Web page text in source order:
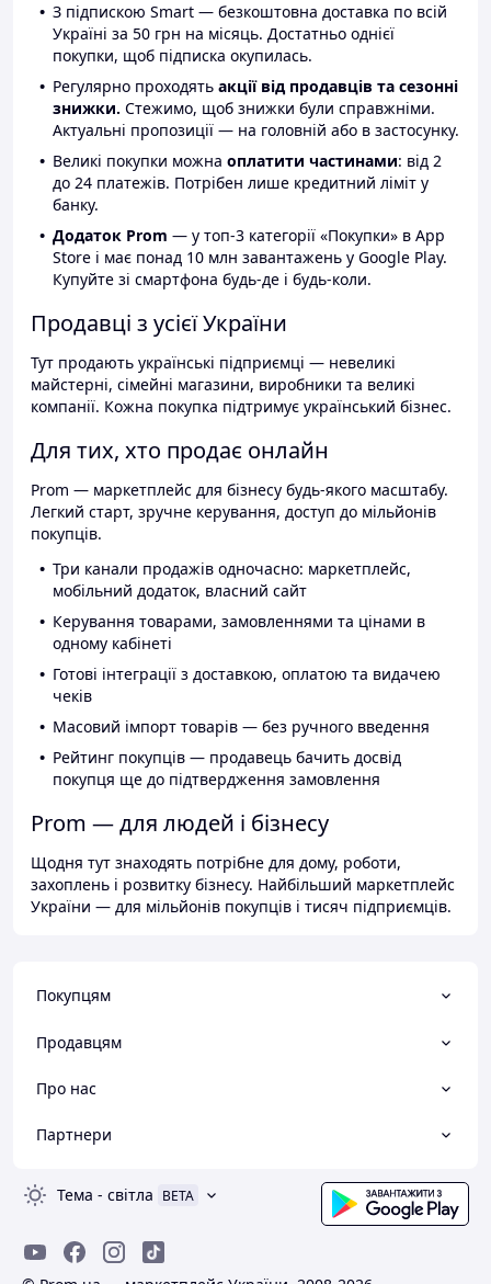
З підпискою Smart — безкоштовна доставка по всій
Україні за 50 грн на місяць. Достатньо однієї
покупки, щоб підписка окупилась.
Регулярно проходять акції від продавців та сезонні
знижки. Стежимо, щоб знижки були справжніми.
Актуальні пропозиції — на головній або в застосунку.
Великі покупки можна оплатити частинами: від 2
до 24 платежів. Потрібен лише кредитний ліміт у
банку.
Додаток Prom — у топ-3 категорії «Покупки» в App
Store і має понад 10 млн завантажень у Google Play.
Купуйте зі смартфона будь-де і будь-коли.
Продавці з усієї України
Тут продають українські підприємці — невеликі
майстерні, сімейні магазини, виробники та великі
компанії. Кожна покупка підтримує український бізнес.
Для тих, хто продає онлайн
Prom — маркетплейс для бізнесу будь-якого масштабу.
Легкий старт, зручне керування, доступ до мільйонів
покупців.
Три канали продажів одночасно: маркетплейс,
мобільний додаток, власний сайт
Керування товарами, замовленнями та цінами в
одному кабінеті
Готові інтеграції з доставкою, оплатою та видачею
чеків
Масовий імпорт товарів — без ручного введення
Рейтинг покупців — продавець бачить досвід
покупця ще до підтвердження замовлення
Prom — для людей і бізнесу
Щодня тут знаходять потрібне для дому, роботи,
захоплень і розвитку бізнесу. Найбільший маркетплейс
України — для мільйонів покупців і тисяч підприємців.
Покупцям
Продавцям
Про нас
Партнери
Тема - світла BETA